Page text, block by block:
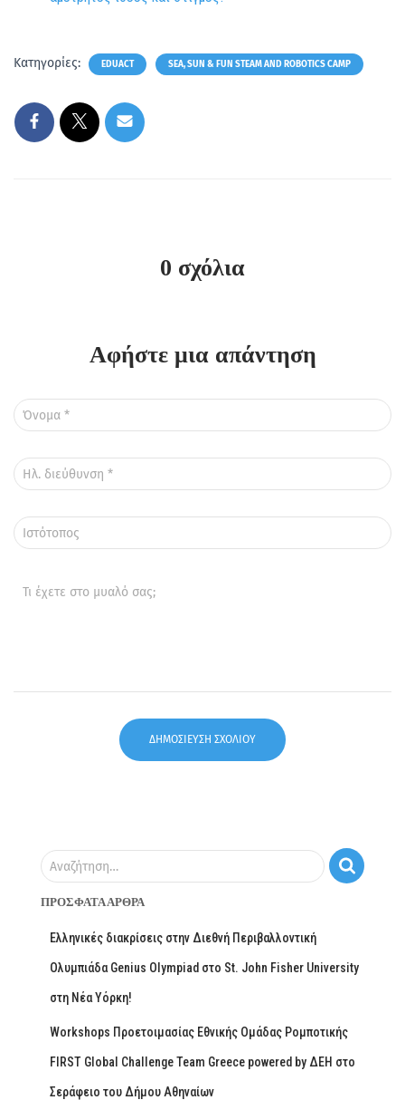
Κατηγορίες: EDUACT SEA, SUN & FUN STEAM AND ROBOTICS CAMP
0 σχόλια
Αφήστε μια απάντηση
Όνομα *
Ηλ. διεύθυνση *
Ιστότοπος
Τι έχετε στο μυαλό σας;
Αναζήτηση…
ΠΡΌΣΦΑΤΑ ΆΡΘΡΑ
Ελληνικές διακρίσεις στην Διεθνή Περιβαλλοντική
Ολυμπιάδα Genius Olympiad στο St. John Fisher University
στη Νέα Υόρκη!
Workshops Προετοιμασίας Εθνικής Ομάδας Ρομποτικής
FIRST Global Challenge Team Greece powered by ΔΕΗ στο
Σεράφειο του Δήμου Αθηναίων